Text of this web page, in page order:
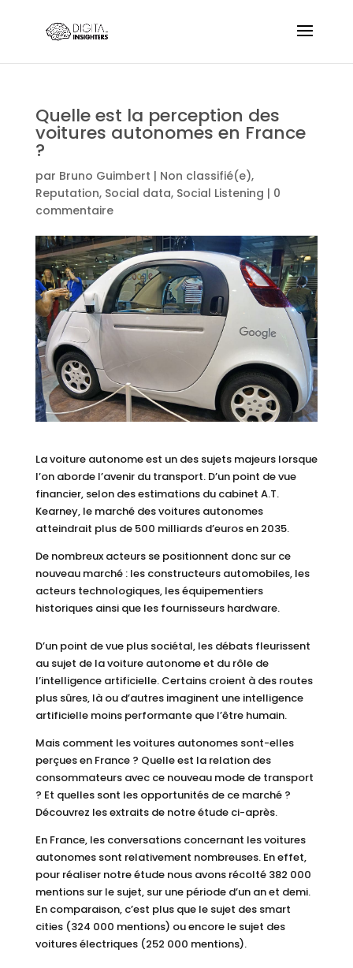
Quelle est la perception des
voitures autonomes en France
?
par Bruno Guimbert | Non classifié(e),
Reputation, Social data, Social Listening | 0
commentaire
La voiture autonome est un des sujets majeurs lorsque
l’on aborde l’avenir du transport. D’un point de vue
financier, selon des estimations du cabinet A.T.
Kearney, le marché des voitures autonomes
atteindrait plus de 500 milliards d’euros en 2035.
De nombreux acteurs se positionnent donc sur ce
nouveau marché : les constructeurs automobiles, les
acteurs technologiques, les équipementiers
historiques ainsi que les fournisseurs hardware.
D’un point de vue plus sociétal, les débats fleurissent
au sujet de la voiture autonome et du rôle de
l’intelligence artificielle. Certains croient à des routes
plus sûres, là ou d’autres imaginent une intelligence
artificielle moins performante que l’être humain.
Mais comment les voitures autonomes sont-elles
perçues en France ? Quelle est la relation des
consommateurs avec ce nouveau mode de transport
? Et quelles sont les opportunités de ce marché ?
Découvrez les extraits de notre étude ci-après.
En France, les conversations concernant les voitures
autonomes sont relativement nombreuses. En effet,
pour réaliser notre étude nous avons récolté 382 000
mentions sur le sujet, sur une période d’un an et demi.
En comparaison, c’est plus que le sujet des smart
cities (324 000 mentions) ou encore le sujet des
voitures électriques (252 000 mentions).